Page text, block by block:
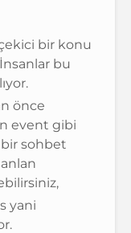
bir konu
bu
önce
event gibi
sohbet
yani